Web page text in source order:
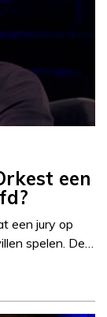
een
een jury op
spelen. De…